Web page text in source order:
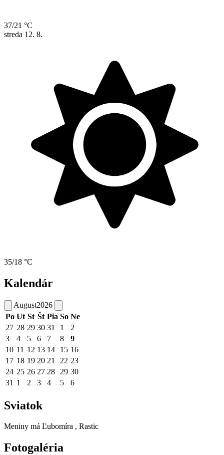
37/21 °C
streda 12. 8.
35/18 °C
Kalendár
August2026
Po Ut St Št Pia So Ne
27 28 29 30 31 1
2
3
4 5 6 7 8
9
10 11 12 13 14 15 16
17 18 19 20 21 22 23
24 25 26 27 28 29 30
31 1 2 3 4 5 6
Sviatok
Meniny má Ľubomíra , Rastic
Fotogaléria